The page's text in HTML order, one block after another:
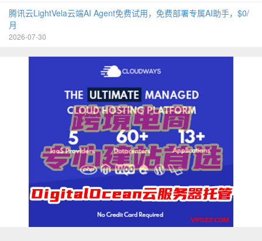
腾讯云LightVela云端AI Agent免费试用，免费部署专属AI助手，$0/
月
2026-07-30